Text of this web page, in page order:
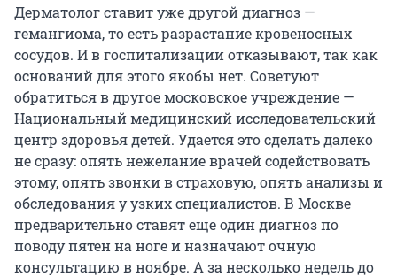
Дерматолог ставит уже другой диагноз —
гемангиома, то есть разрастание кровеносных
сосудов. И в госпитализации отказывают, так как
оснований для этого якобы нет. Советуют
обратиться в другое московское учреждение —
Национальный медицинский исследовательский
центр здоровья детей. Удается это сделать далеко
не сразу: опять нежелание врачей содействовать
этому, опять звонки в страховую, опять анализы и
обследования у узких специалистов. В Москве
предварительно ставят еще один диагноз по
поводу пятен на ноге и назначают очную
консультацию в ноябре. А за несколько недель до